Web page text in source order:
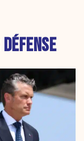
DÉFENSE